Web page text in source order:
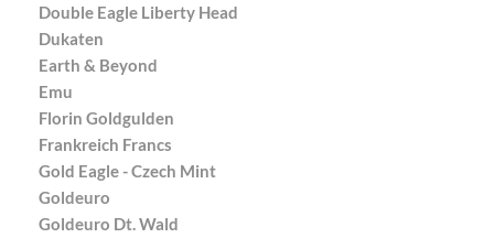
Double Eagle Liberty Head
Dukaten
Earth & Beyond
Emu
Florin Goldgulden
Frankreich Francs
Gold Eagle - Czech Mint
Goldeuro
Goldeuro Dt. Wald